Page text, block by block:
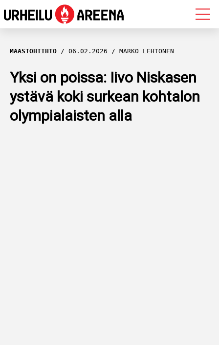
OLYMPIALAISET
MAASTOHIIHTO
AMPUMAHIIHTO
YLEISURHEILU
MAASTOHIIHTO 06.02.2026 MARKO LEHTONEN
Yksi on poissa: Iivo Niskasen
ystävä koki surkean kohtalon
olympialaisten alla